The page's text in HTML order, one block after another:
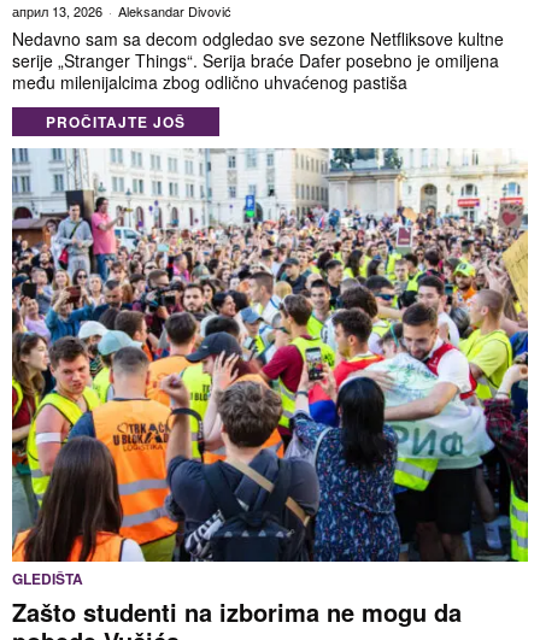
април 13, 2026 Aleksandar Divović
Nedavno sam sa decom odgledao sve sezone Netfliksove kultne
serije „Stranger Things“. Serija braće Dafer posebno je omiljena
među milenijalcima zbog odlično uhvaćenog pastiša
PROČITAJTE JOŠ
GLEDIŠTA
Zašto studenti na izborima ne mogu da